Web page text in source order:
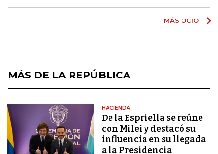
MÁS OCIO
MÁS DE LA REPÚBLICA
HACIENDA
De la Espriella se reúne
con Milei y destacó su
influencia en su llegada
a la Presidencia